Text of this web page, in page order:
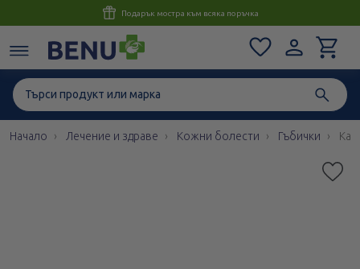
Консултация с магистър-фармацевт до 1 час
Начало Лечение и здраве Кожни болести Гъбички